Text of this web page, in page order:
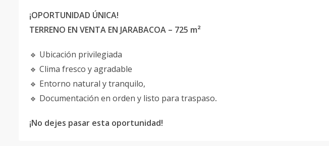
¡OPORTUNIDAD ÚNICA!
TERRENO EN VENTA EN JARABACOA – 725 m²
🔹 Ubicación privilegiada
🔹 Clima fresco y agradable
🔹 Entorno natural y tranquilo,
🔹 Documentación en orden y listo para traspaso.
¡No dejes pasar esta oportunidad!